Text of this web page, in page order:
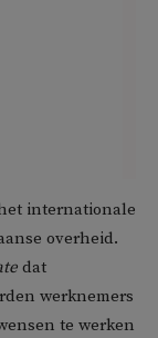
internationale
overheid.
dat
werknemers
te werken